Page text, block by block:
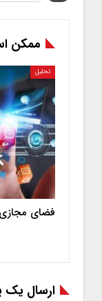
ممکن
تحلیل
فضای
ارسال یک